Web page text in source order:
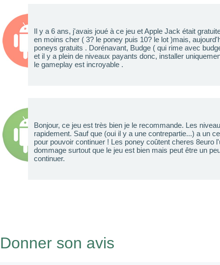
Il y a 6 ans, j'avais joué à ce jeu et Apple Jack était
en moins cher ( 3? le poney puis 10? le lot )mais,
poneys gratuits . Dorénavant, Budge ( qui rime avec
et il y a plein de niveaux payants donc, installer
le gameplay est incroyable .
Bonjour, ce jeu est très bien je le recommande. Les
rapidement. Sauf que (oui il y a une contrepartie...) a un
pour pouvoir continuer ! Les poney coûtent cheres 8euro
dommage surtout que le jeu est bien mais peut être un
continuer.
Donner son avis